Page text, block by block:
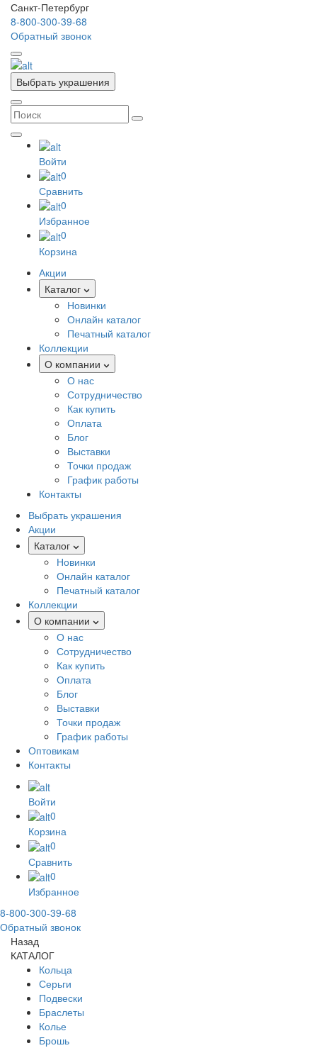
Санкт-Петербург
8-800-300-39-68
Обратный звонок
Выбрать украшения
Войти
0
Сравнить
0
Избранное
0
Корзина
Акции
Каталог
Новинки
Онлайн каталог
Печатный каталог
Коллекции
О компании
О нас
Сотрудничество
Как купить
Оплата
Блог
Выставки
Точки продаж
График работы
Контакты
Выбрать украшения
Акции
Каталог
Новинки
Онлайн каталог
Печатный каталог
Коллекции
О компании
О нас
Сотрудничество
Как купить
Оплата
Блог
Выставки
Точки продаж
График работы
Оптовикам
Контакты
Войти
0
Корзина
0
Сравнить
0
Избранное
8-800-300-39-68
Обратный звонок
Назад
КАТАЛОГ
Кольца
Серьги
Подвески
Браслеты
Колье
Брошь